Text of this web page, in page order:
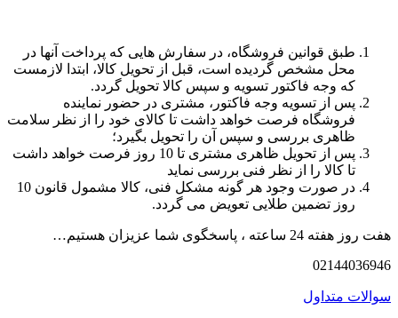
طبق قوانین فروشگاه، در سفارش هایی که پرداخت آنها در
محل مشخص گردیده است، قبل از تحویل کالا، ابتدا لازمست
که وجه فاکتور تسویه و سپس کالا تحویل گردد.
پس از تسویه وجه فاکتور، مشتری در حضور نماینده
فروشگاه فرصت خواهد داشت تا کالای خود را از نظر سلامت
ظاهری بررسی و سپس آن را تحویل بگیرد؛
پس از تحویل ظاهری مشتری تا 10 روز فرصت خواهد داشت
تا کالا را از نظر فنی بررسی نماید
در صورت وجود هر گونه مشکل فنی، کالا مشمول قانون 10
روز تضمین طلایی تعویض می گردد.
هفت روز هفته 24 ساعته ، پاسخگوی شما عزیزان هستیم…
02144036946
سوالات متداول